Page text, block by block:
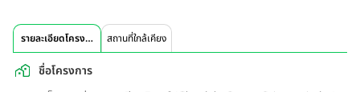
รายละเอียดโครงการ สถานที่ใกล้เคียง
ชื่อโครงการ